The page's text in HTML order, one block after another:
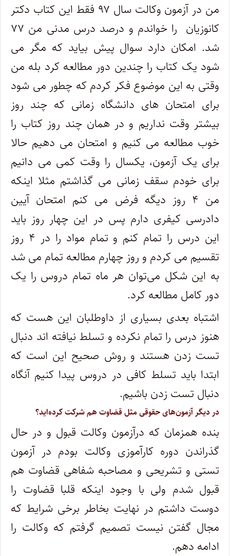
من در آزمون وکالت سال ۹۷ فقط این کتاب دکتر
کانوزیان را خواندم و درصد درس مدنی من ۷۷
شد. امکان دارد سوال پیش بیاید که مگر می
شود یک کتاب را چندین دور مطالعه کرد بله من
وقتی به این موضوع فکر کردم که چطور می شود
برای امتحان های دانشگاه زمانی که چند روز
بیشتر وقت نداریم و در همان چند روز کتاب را
خوب مطالعه می کنیم و امتحان می دهیم حالا
برای یک آزمون، یکسال را وقت کمی می دانیم
برای خودم سقف زمانی می گذاشتم مثلا اینکه
من ۴ روز دیگه فرض می کنم امتحان آیین
دادرسی کیفری دارم پس در این چهار روز باید
این درس را تمام کنم و تمام مواد را در ۴ روز
تقسیم می کردم و روز چهارم مطالعه تمام می شد
به این شکل می‌توان هر ماه تمام دروس را یک
دور کامل مطالعه کرد.
اشتباه بعدی بسیاری از داوطلبان این هست که
هنوز درس را تمام نکرده و تسلط نیافته اند دنبال
تست زدن هستند و روش صحیح این است که
ابتدا باید تسلط کافی در دروس پیدا کنیم آنگاه
دنبال تست زدن باشیم.
در دیگر آزمون‌های حقوقی مثل قضاوت هم شرکت کرده‌اید؟
بنده همزمان که درآزمون وکالت قبول و در حال
گذراندن دوره کارآموزی وکالت بودم در آزمون
تستی و تشریحی و مصاحبه شفاهی قضاوت هم
قبول شدم ولی با وجود اینکه قلبا قضاوت را
دوست داشتم در نهایت بخاطر برخی شرایط که
مجال گفتن نیست تصمیم گرفتم که وکالت را
ادامه دهم.